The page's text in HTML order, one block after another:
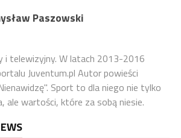
Paszowski
i telewizyjny. W latach 2013-2016
Juventum.pl Autor powieści
Sport to dla niego nie tylko
ale wartości, które za sobą niesie.